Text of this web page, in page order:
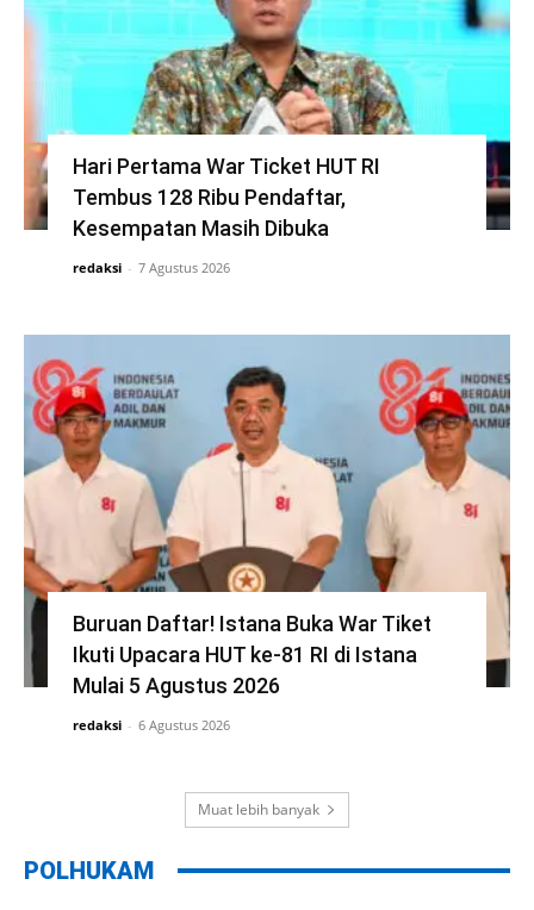
Hari Pertama War Ticket HUT RI
Tembus 128 Ribu Pendaftar,
Kesempatan Masih Dibuka
redaksi - 7 Agustus 2026
Buruan Daftar! Istana Buka War Tiket
Ikuti Upacara HUT ke-81 RI di Istana
Mulai 5 Agustus 2026
redaksi - 6 Agustus 2026
Muat lebih banyak
POLHUKAM